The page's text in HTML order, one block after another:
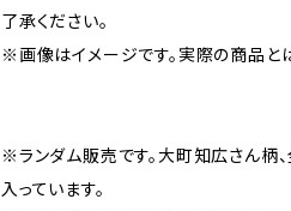
了承ください。
※画像はイメージです。実際の商品と
※ランダム販売です。大町知広さん柄
入っています。